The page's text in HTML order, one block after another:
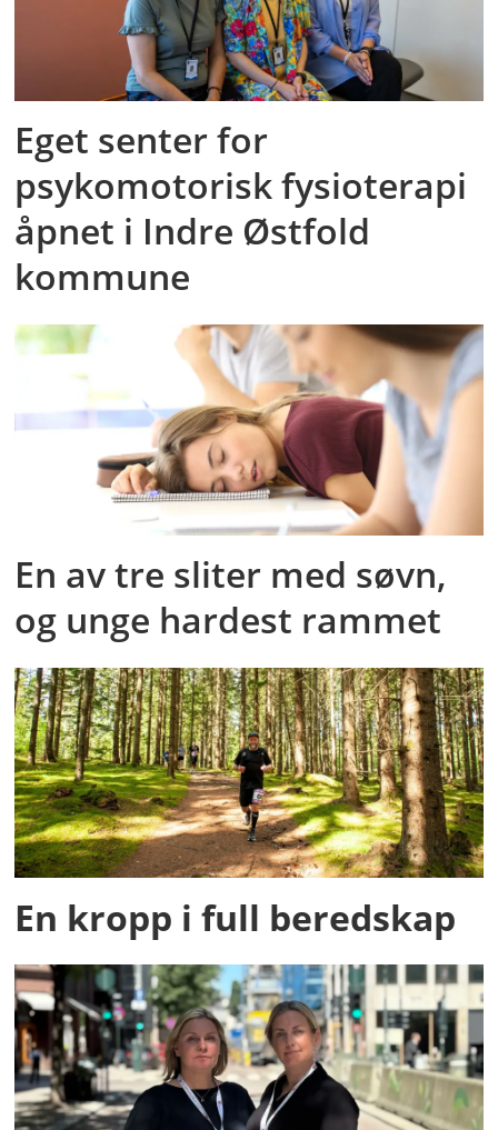
Eget senter for
psykomotorisk fysioterapi
åpnet i Indre Østfold
kommune
En av tre sliter med søvn,
og unge hardest rammet
En kropp i full beredskap